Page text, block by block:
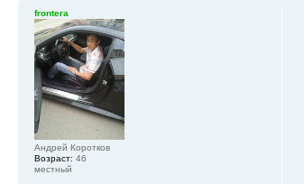
frontera
Андрей Коротков
Возраст: 46
местный